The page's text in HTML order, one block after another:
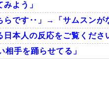
よう」
らです‥」→「サムスンが
日本人の反応をご覧くだ
手を踊らせてる」